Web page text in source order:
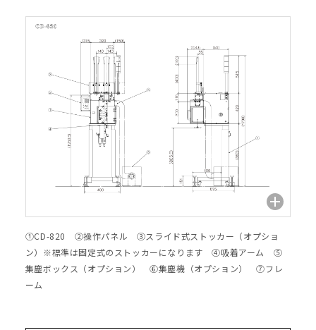
①CD-820 ②操作パネル ③スライド式ストッカー（オプショ
ン）※標準は固定式のストッカーになります ④吸着アーム ⑤
集塵ボックス（オプション） ⑥集塵機（オプション） ⑦フレ
ーム